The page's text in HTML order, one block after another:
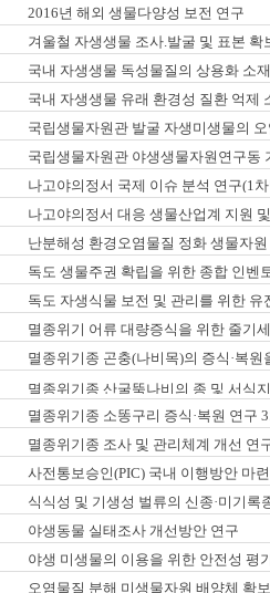
2016년 해외 생물다양성 보전 연구
겨울철 자생생물 조사.발굴 및 표본 확
국내 자생생물 독성물질의 상용화 소
국내 자생생물 유래 환경성 질환 억제
국립생물자원관 발굴 자생미생물의
국립생물자원관 야생생물자원연구동
나고야의정서 국제 이슈 분석 연구(1
나고야의정서 대응 생물산업계 지원
난분해성 환경오염물질 정화 생물자
독도 생물주권 확립을 위한 종합 인벤
독도 자생식물 보전 및 관리를 위한 유
멸종위기 어류 대량증식을 위한 줄기
멸종위기종 곤충(나비목)의 증식·복원
멸종위기종 산굴뚝나비의 종 및 서식
멸종위기종 소똥구리 증식·복원 연구
멸종위기종 조사 및 관리체계 개선 연
사전통보승인(PIC) 국내 이행방안 마
식식성 및 기생성 벌류의 신종·미기록
야생동물 실태조사 개선방안 연구
야생 미생물의 이용을 위한 안전성 평
오염물질 분해 미생물자원 배양체 확